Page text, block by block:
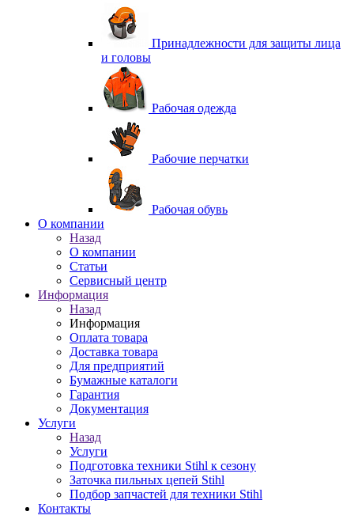
Принадлежности для защиты лица
и головы
Рабочая одежда
Рабочие перчатки
Рабочая обувь
O компании
Назад
O компании
Статьи
Сервисный центр
Информация
Назад
Информация
Оплата товара
Доставка товара
Для предприятий
Бумажные каталоги
Гарантия
Документация
Услуги
Назад
Услуги
Подготовка техники Stihl к сезону
Заточка пильных цепей Stihl
Подбор запчастей для техники Stihl
Контакты